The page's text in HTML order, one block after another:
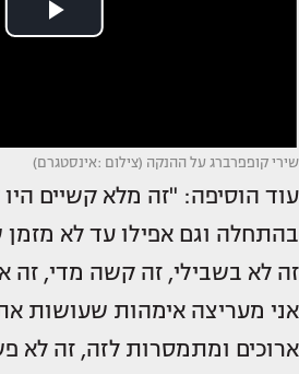
שירי קופפרברג על ההנקה (צילום :אינסטגרם)
עוד הוסיפה: "זה מלא קשיים היו
בהתחלה וגם אפילו עד לא
זה לא בשבילי, זה קשה מדי, זה
אני מעריצה אימהות שעושות
ארוכים ומתמסרות לזה, זה לא